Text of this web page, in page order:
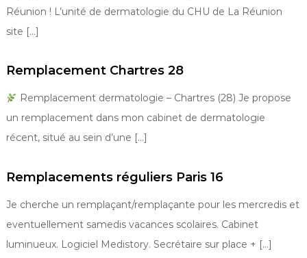
Réunion ! L’unité de dermatologie du CHU de La Réunion
site […]
Remplacement Chartres 28
Remplacement dermatologie – Chartres (28) Je propose
un remplacement dans mon cabinet de dermatologie
récent, situé au sein d’une […]
Remplacements réguliers Paris 16
Je cherche un remplaçant/remplaçante pour les mercredis et
eventuellement samedis vacances scolaires. Cabinet
luminueux. Logiciel Medistory. Secrétaire sur place + […]